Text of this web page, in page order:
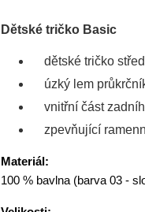
Dětské tričko Basic
dětské tričko
úzký lem
vnitřní část
zpevňující
Materiál:
100 % bavlna (barva 03 -